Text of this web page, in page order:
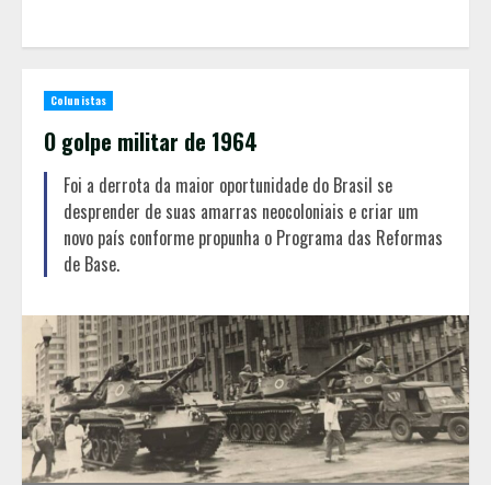
Colunistas
O golpe militar de 1964
Foi a derrota da maior oportunidade do Brasil se
desprender de suas amarras neocoloniais e criar um
novo país conforme propunha o Programa das Reformas
de Base.